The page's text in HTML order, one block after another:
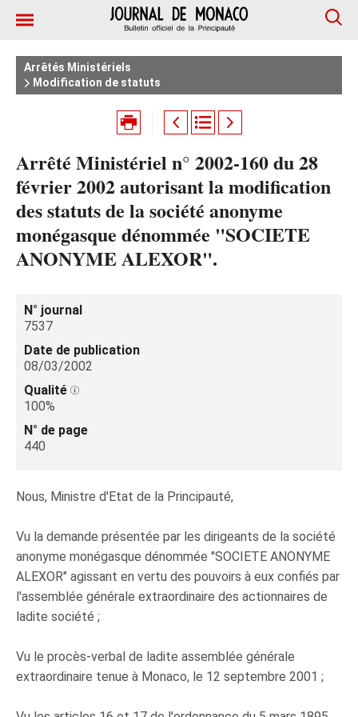
Arrêtés Ministériels
Modification de statuts
Arrêté Ministériel n° 2002-160 du 28
février 2002 autorisant la modification
des statuts de la société anonyme
monégasque dénommée "SOCIETE
ANONYME ALEXOR".
N° journal
7537
Date de publication
08/03/2002
Qualité
100%
N° de page
440
Nous, Ministre d'Etat de la Principauté,
Vu la demande présentée par les dirigeants de la société
anonyme monégasque dénommée "SOCIETE ANONYME
ALEXOR" agissant en vertu des pouvoirs à eux confiés par
l'assemblée générale extraordinaire des actionnaires de
ladite société ;
Vu le procès-verbal de ladite assemblée générale
extraordinaire tenue à Monaco, le 12 septembre 2001 ;